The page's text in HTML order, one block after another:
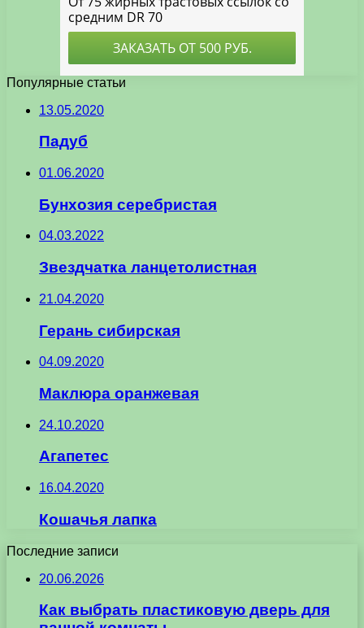
Популярные статьи
13.05.2020
Падуб
01.06.2020
Бунхозия серебристая
04.03.2022
Звездчатка ланцетолистная
21.04.2020
Герань сибирская
04.09.2020
Маклюра оранжевая
24.10.2020
Агапетес
16.04.2020
Кошачья лапка
Последние записи
20.06.2026
Как выбрать пластиковую дверь для